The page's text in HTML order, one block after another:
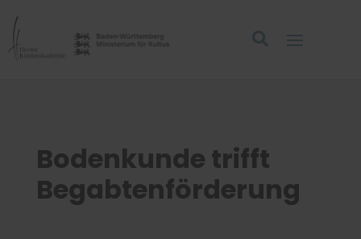
Bodenkunde trifft
Begabtenförderung